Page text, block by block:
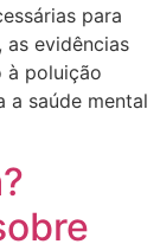
para
as evidências
à poluição
a saúde mental